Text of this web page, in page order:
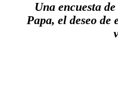
Una encuesta
Papa, el deseo